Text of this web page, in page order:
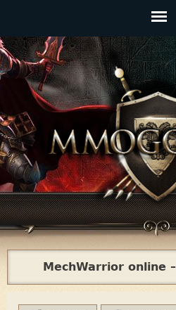
Главное
меню
Jump to
MechWarrior online